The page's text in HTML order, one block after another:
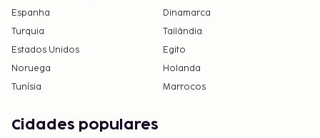
Espanha
Dinamarca
Turquia
Tailândia
Estados Unidos
Egito
Noruega
Holanda
Tunísia
Marrocos
Cidades populares